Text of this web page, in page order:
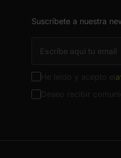
Suscríbete a nuestra